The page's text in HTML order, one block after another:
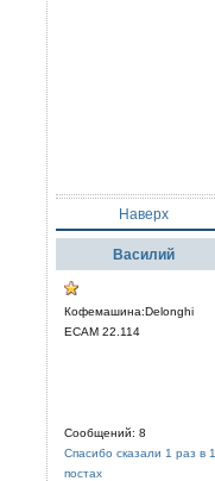
Наверх
Вaсилий
Кофемашина:Delonghi
ECAM 22.114
Сообщений: 8
Спасибо сказали 1 раз в 1
постах